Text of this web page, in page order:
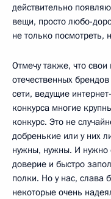
действительно
вещи, просто любо-
не только посмотреть,
Отмечу также, что
отечественных
сети, ведущие
конкурса многие
конкурс. Это не
добренькие или у них
нужны, нужны. И нужно
доверие и быстро
полки. Но у нас, слава
некоторые очень